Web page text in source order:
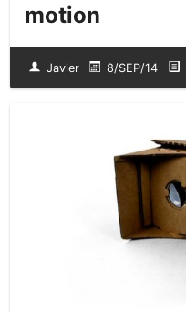
motion
Javier 8/SEP/14